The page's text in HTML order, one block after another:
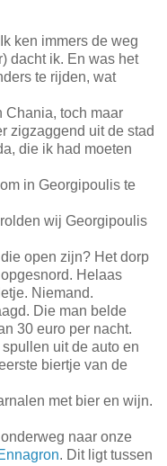
ken immers de weg
dacht ik. En was het
te rijden, wat
Chania, toch maar
zigzaggend uit de stad
die ik had moeten
in Georgipoulis te
wij Georgipoulis
open zijn? Het dorp
Helaas
Niemand.
Die man belde
30 euro per nacht.
uit de auto en
biertje van de
met bier en wijn.
naar onze
. Dit ligt tussen